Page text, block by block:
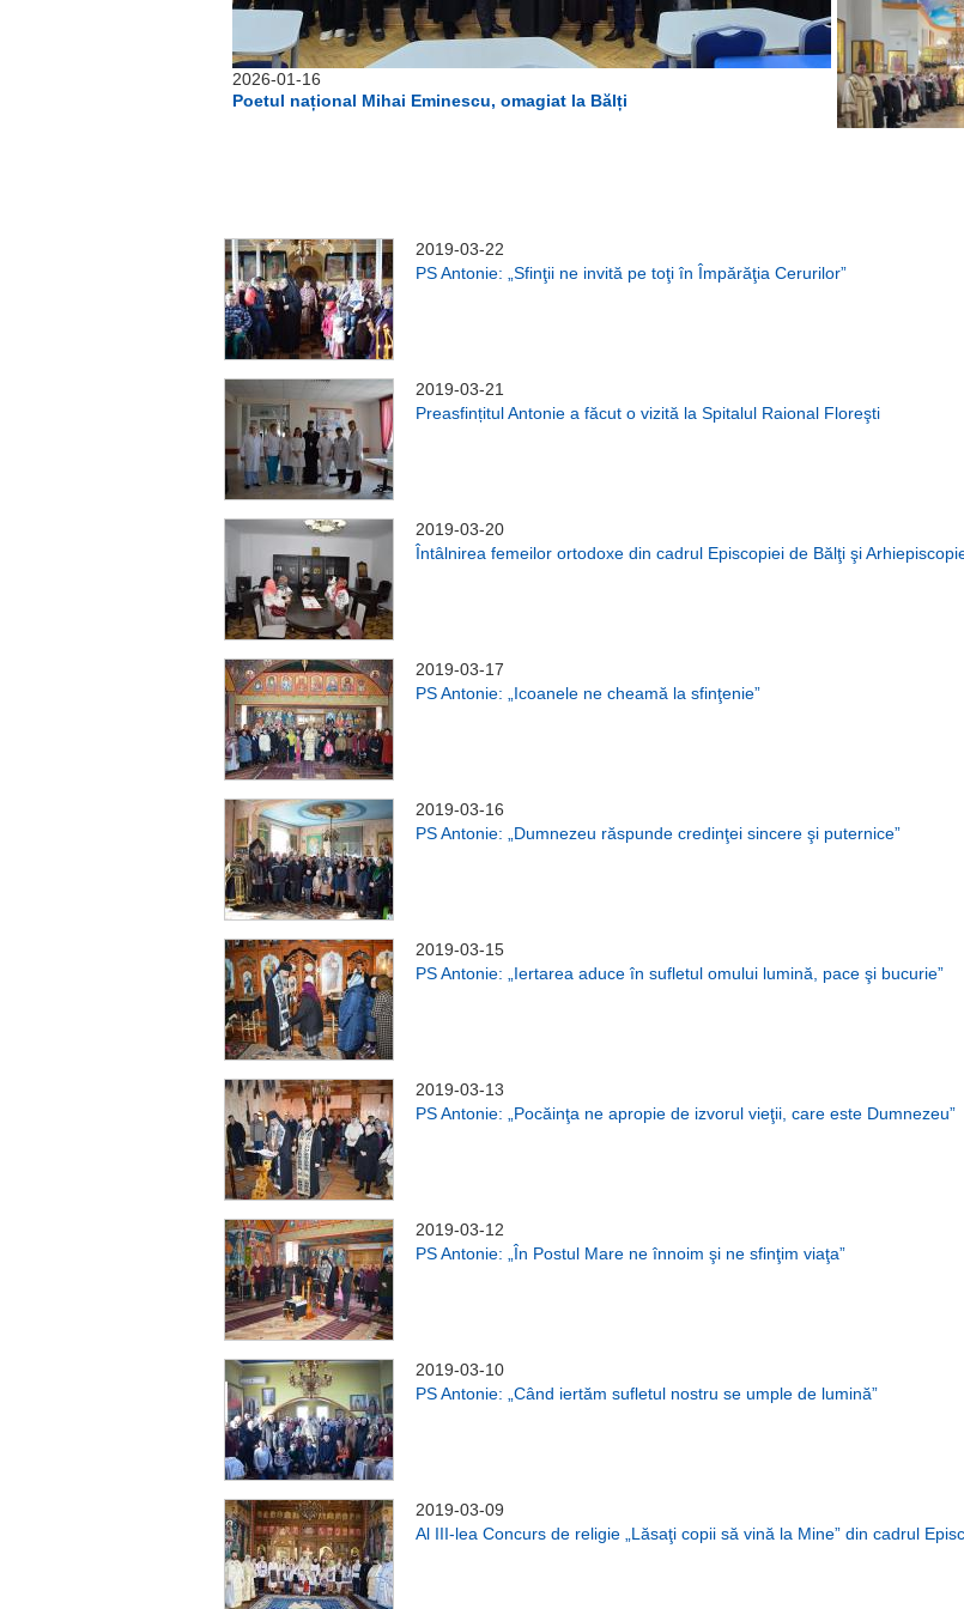
2026-01-16
Poetul național Mihai Eminescu, omagiat la Bălți
2026-01-13
Şedinţa
2019-03-22
PS Antonie: „Sfinţii ne invită pe toţi în Împărăţia Cerurilor”
2019-03-21
Preasfințitul Antonie a făcut o vizită la Spitalul Raional Floreşti
2019-03-20
Întâlnirea femeilor ortodoxe din cadrul Episcopiei de Bălţi şi
2019-03-17
PS Antonie: „Icoanele ne cheamă la sfinţenie”
2019-03-16
PS Antonie: „Dumnezeu răspunde credinţei sincere şi puternice”
2019-03-15
PS Antonie: „Iertarea aduce în sufletul omului lumină, pace şi bucurie”
2019-03-13
PS Antonie: „Pocăinţa ne apropie de izvorul vieţii, care este Dumnezeu”
2019-03-12
PS Antonie: „În Postul Mare ne înnoim şi ne sfinţim viaţa”
2019-03-10
PS Antonie: „Când iertăm sufletul nostru se umple de lumină”
2019-03-09
Al III-lea Concurs de religie „Lăsaţi copii să vină la Mine” din cadrul